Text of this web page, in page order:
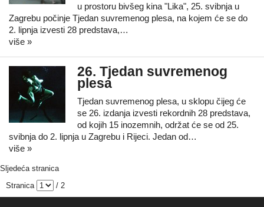
u prostoru bivšeg kina "Lika", 25. svibnja u
Zagrebu počinje Tjedan suvremenog plesa, na kojem će se do
2. lipnja izvesti 28 predstava,…
više »
26. Tjedan suvremenog
plesa
Tjedan suvremenog plesa, u sklopu čijeg će
se 26. izdanja izvesti rekordnih 28 predstava,
od kojih 15 inozemnih, održat će se od 25.
svibnja do 2. lipnja u Zagrebu i Rijeci. Jedan od…
više »
Sljedeća stranica
Stranica
/ 2